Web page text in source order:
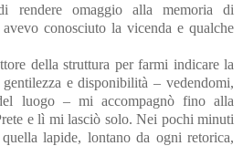
rendere omaggio alla memoria di
conosciuto la vicenda e qualche
della struttura per farmi indicare la
e disponibilità – vedendomi,
luogo – mi accompagnò fino alla
e lì mi lasciò solo. Nei pochi minuti
lapide, lontano da ogni retorica,